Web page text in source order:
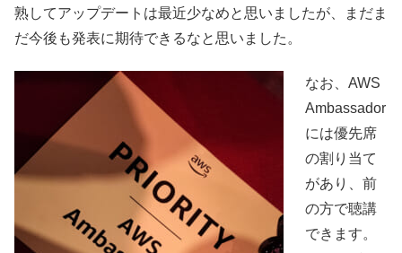
熟してアップデートは最近少なめと思いましたが、まだま
だ今後も発表に期待できるなと思いました。
なお、AWS
Ambassador
には優先席
の割り当て
があり、前
の方で聴講
できます。